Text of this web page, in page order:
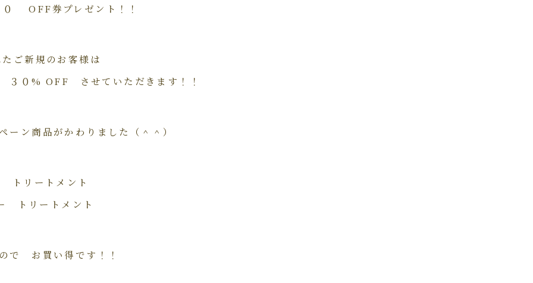
OFF券プレゼント！！
ご新規のお客様は
% OFF させていただきます！！
ーン商品がかわりました（＾＾）
トリートメント
トリートメント
で お買い得です！！